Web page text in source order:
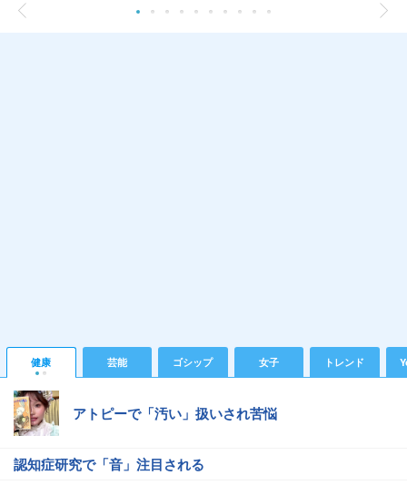
健康 芸能 ゴシップ 女子 トレンド
アトピーで「汚い」扱いされ苦悩
認知症研究で「音」注目される